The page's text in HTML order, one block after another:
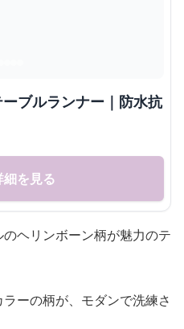
ブルランナー｜防水抗
を見る
ヘリンボーン柄が魅力のテ
ーの柄が、モダンで洗練さ